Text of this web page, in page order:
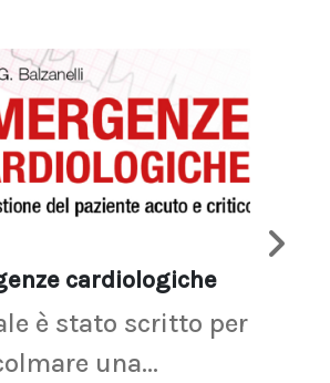
cardiologiche
è stato scritto per
una...